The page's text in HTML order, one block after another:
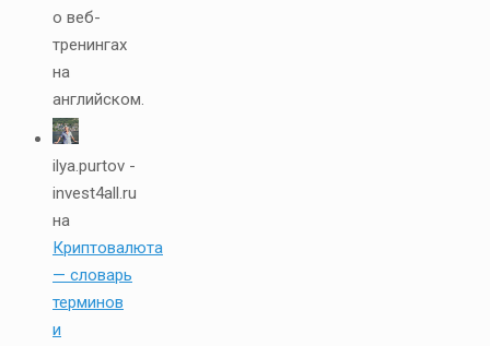
о веб-
тренингах
на
английском.
ilya.purtov -
invest4all.ru
на
Криптовалюта
— словарь
терминов
и